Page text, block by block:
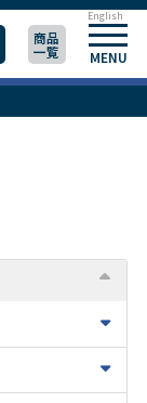
商品
一覧 MENU
English